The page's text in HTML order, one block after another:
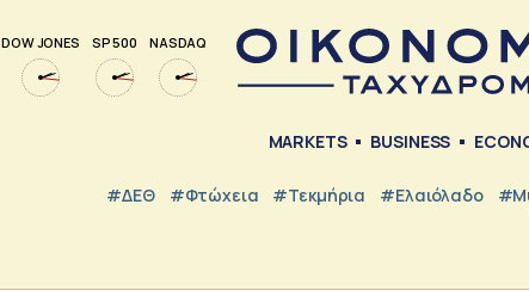
DOW JONES SP 500 NASDAQ
MARKETS BUSINESS
#ΔΕΘ #Φτώχεια #Τεκμήρια #Ελαιόλαδο